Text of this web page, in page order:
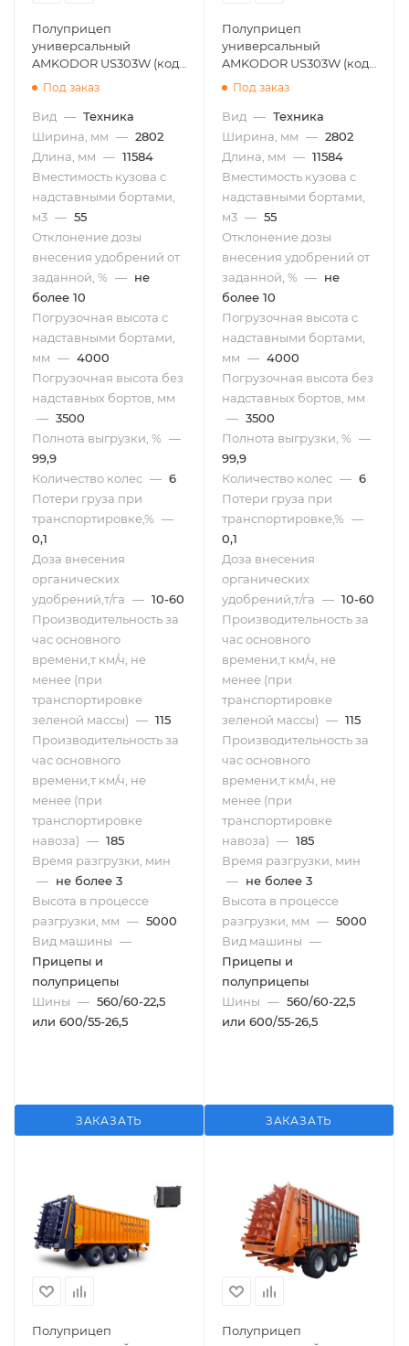
Полуприцеп
универсальный
AMKODOR US303W (код
№0002)
Под заказ
Вид — Техника
Ширина, мм — 2802
Длина, мм — 11584
Вместимость кузова с
надставными бортами,
м3 — 55
Отклонение дозы
внесения удобрений от
заданной, % — не
более 10
Погрузочная высота с
надставными бортами,
мм — 4000
Погрузочная высота без
надставных бортов, мм
— 3500
Полнота выгрузки, % —
99,9
Количество колес — 6
Потери груза при
транспортировке,% —
0,1
Доза внесения
органических
удобрений,т/га — 10-60
Производительность за
час основного
времени,т км/ч, не
менее (при
транспортировке
зеленой массы) — 115
Производительность за
час основного
времени,т км/ч, не
менее (при
транспортировке
навоза) — 185
Время разгрузки, мин
— не более 3
Высота в процессе
разгрузки, мм — 5000
Вид машины —
Прицепы и
полуприцепы
Шины — 560/60-22,5
или 600/55-26,5
ЗАКАЗАТЬ
Полуприцеп
универсальный
AMKODOR US303W (код
№0001)
Под заказ
Вид — Техника
Ширина, мм — 2802
Длина, мм — 11584
Вместимость кузова с
надставными бортами,
м3 — 55
Отклонение дозы
внесения удобрений от
заданной, % — не
более 10
Погрузочная высота с
надставными бортами,
мм — 4000
Погрузочная высота без
надставных бортов, мм
— 3500
Полнота выгрузки, % —
99,9
Количество колес — 6
Потери груза при
транспортировке,% —
0,1
Доза внесения
органических
удобрений,т/га — 10-60
Производительность за
час основного
времени,т км/ч, не
менее (при
транспортировке
зеленой массы) — 115
Производительность за
час основного
времени,т км/ч, не
менее (при
транспортировке
навоза) — 185
Время разгрузки, мин
— не более 3
Высота в процессе
разгрузки, мм — 5000
Вид машины —
Прицепы и
полуприцепы
Шины — 560/60-22,5
или 600/55-26,5
ЗАКАЗАТЬ
Полуприцеп
Полуприцеп